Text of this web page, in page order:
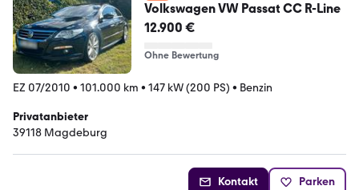
Volkswagen VW Passat CC R-Line
12.900 €
Ohne Bewertung
EZ 07/2010 • 101.000 km • 147 kW (200 PS) • Benzin
Privatanbieter
39118 Magdeburg
Kontakt Parken